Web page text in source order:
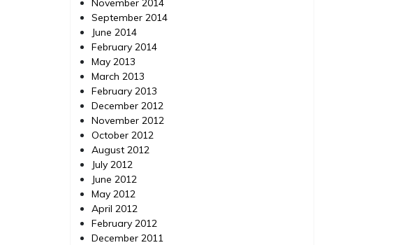
November 2014
September 2014
June 2014
February 2014
May 2013
March 2013
February 2013
December 2012
November 2012
October 2012
August 2012
July 2012
June 2012
May 2012
April 2012
February 2012
December 2011